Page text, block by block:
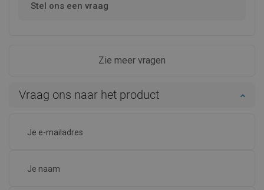
Stel ons een vraag
Zie meer vragen
Vraag ons naar het product